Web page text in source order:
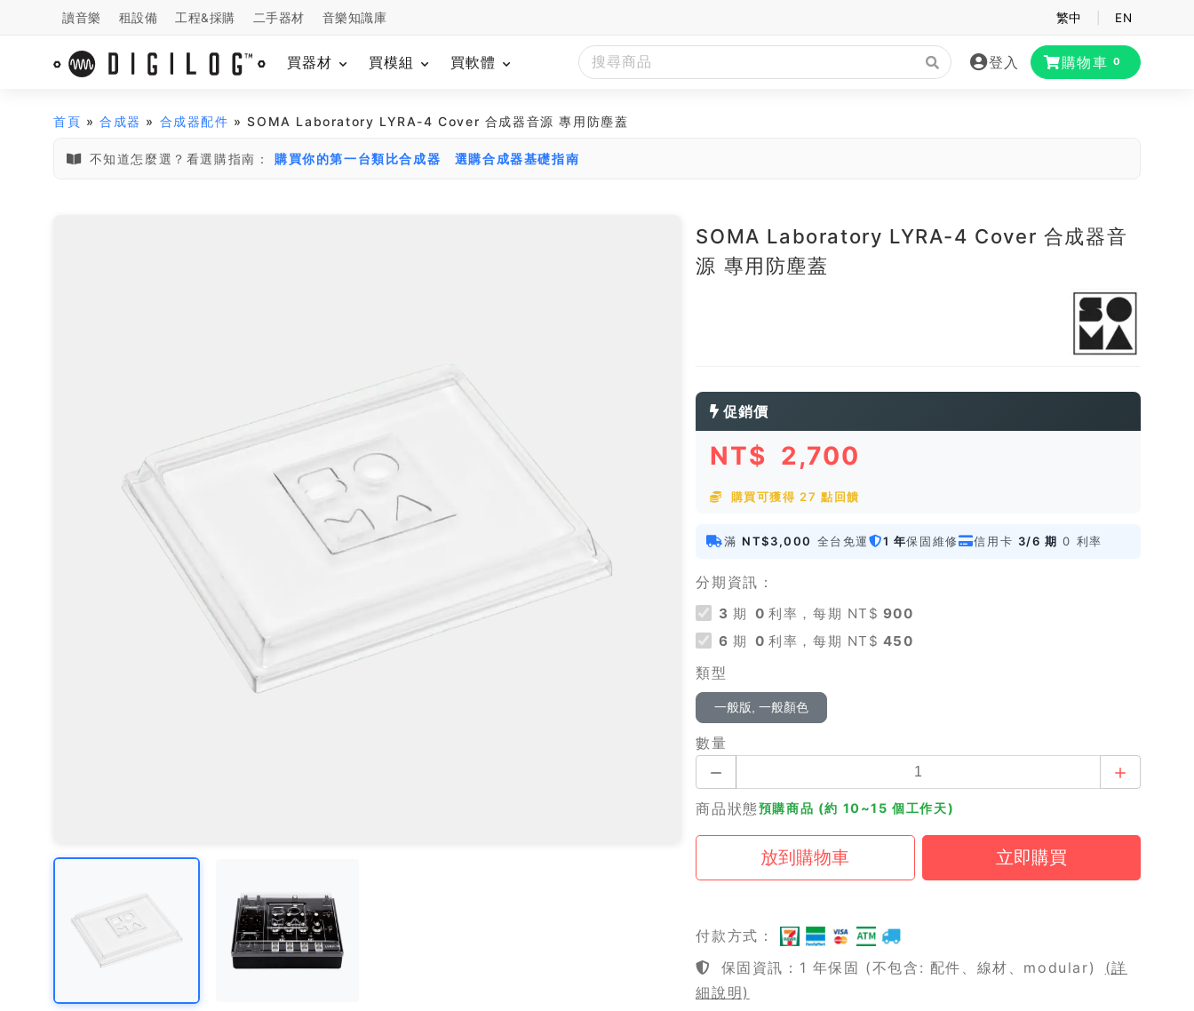
讀音樂 租設備 工程&採購 二手器材 音樂知識庫 繁中 EN
買器材 買模組 買軟體 登入 購物車 0
首頁 »合成器 » 合成器配件 » SOMA Laboratory LYRA-4 Cover 合成器音源 專用防塵蓋
不知道怎麼選？看選購指南： 購買你的第一台類比合成器 選購合成器基礎指南
SOMA Laboratory LYRA-4 Cover 合成器音
源 專用防塵蓋
促銷價
NT$ 2,700
購買可獲得 27 點回饋
滿 NT$3,000 全台免運 1 年保固維修 信用卡 3/6 期 0 利率
分期資訊：
3 期 0 利率，每期 NT$ 900
6 期 0 利率，每期 NT$ 450
類型
一般版, 一般顏色
數量
商品狀態預購商品 (約 10~15 個工作天)
付款方式：
保固資訊：1 年保固 (不包含: 配件、線材、modular)
(詳
細說明)